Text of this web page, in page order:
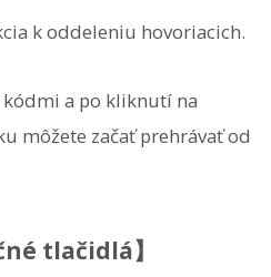
k oddeleniu hovoriacich.
kódmi a po kliknutí na
môžete začať prehrávať od
tlačidlá】